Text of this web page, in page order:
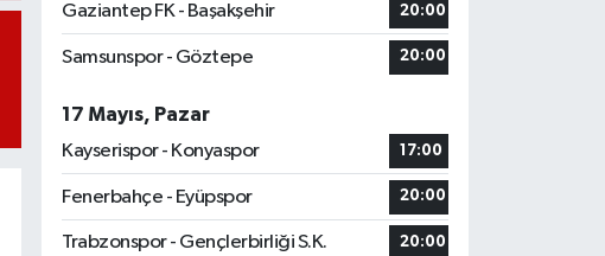
Gaziantep FK - Başakşehir 20:00
Samsunspor - Göztepe 20:00
17 Mayıs, Pazar
Kayserispor - Konyaspor
17:00
Fenerbahçe - Eyüpspor 20:00
Trabzonspor - Gençlerbirliği S.K. 20:00